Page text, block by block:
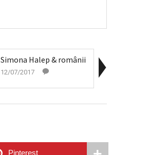
Simona Halep & românii
12/07/2017
Pinterest